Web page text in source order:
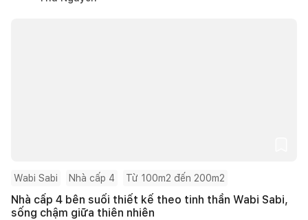
Wabi Sabi Nhà cấp 4 Từ 100m2 đến 200m2
Nhà cấp 4 bên suối thiết kế theo tinh thần Wabi Sabi,
sống chậm giữa thiên nhiên